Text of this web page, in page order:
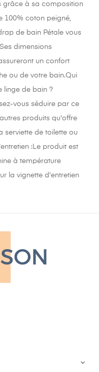
grâce à sa composition
100% coton peigné,
de bain Pétale vous
dimensions
un confort
ou de votre bain.Qui
linge de bain ?
vous séduire par ce
produits qu'offre
serviette de toilette ou
:Le produit est
à température
la vignette d'entretien
